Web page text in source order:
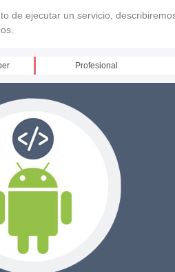
de ejecutar un servicio,
Profesional